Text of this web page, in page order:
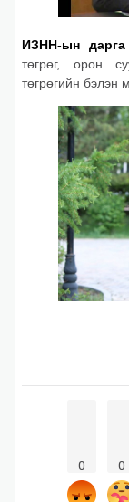
ИЗНН-ын
төгрөг, орон
төгрөгийн бэлэн
0 0